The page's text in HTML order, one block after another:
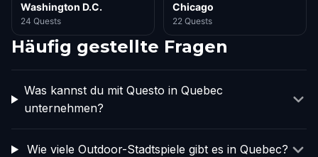
Washington D.C.
24 Quests
Chicago
22 Quests
Häufig gestellte Fragen
Was kannst du mit Questo in Quebec
unternehmen?
Wie viele Outdoor-Stadtspiele gibt es in Quebec?